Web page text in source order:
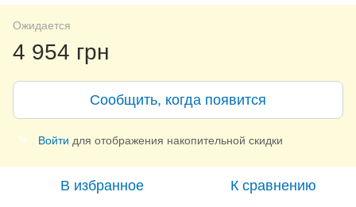
Ожидается
4 954 грн
Сообщить, когда появится
% Войти для отображения накопительной скидки
В избранное К сравнению